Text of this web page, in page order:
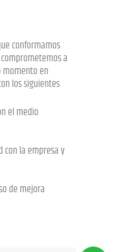
conformamos
a
en
los siguientes
el medio
con la empresa y
de mejora